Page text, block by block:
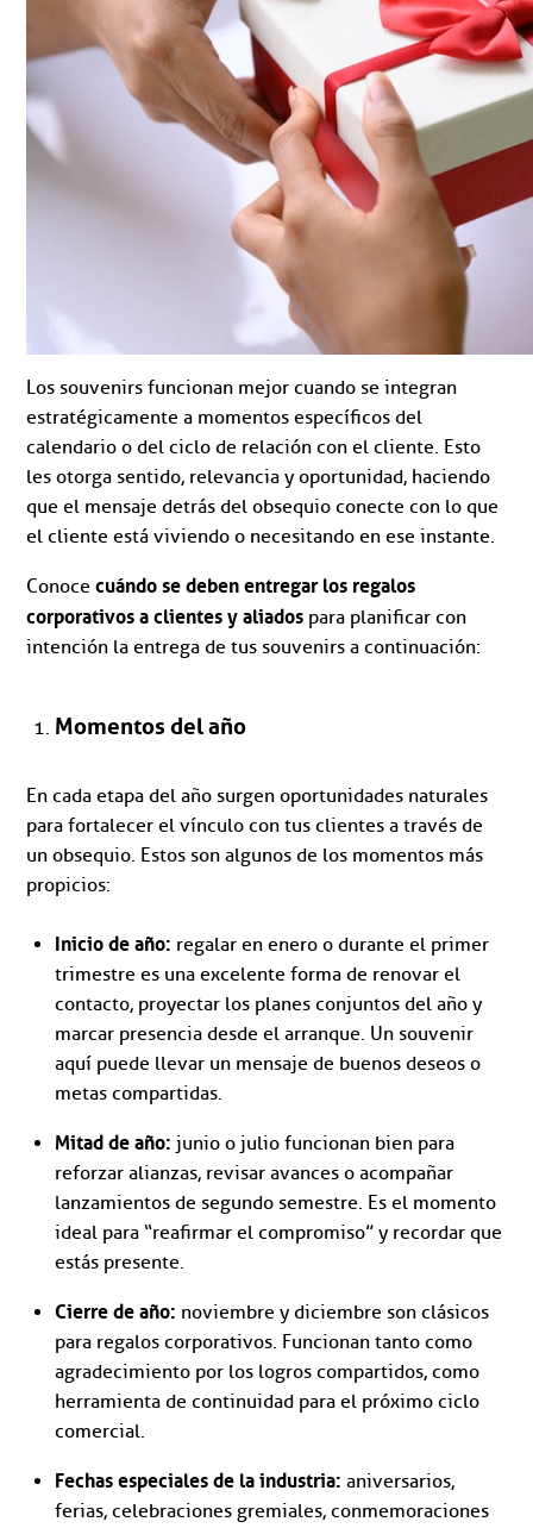
Los souvenirs funcionan mejor cuando se integran
estratégicamente a momentos específicos del
calendario o del ciclo de relación con el cliente. Esto
les otorga sentido, relevancia y oportunidad, haciendo
que el mensaje detrás del obsequio conecte con lo que
el cliente está viviendo o necesitando en ese instante.
Conocecuándo se deben entregar los regalos
corporativos a clientes y aliados para planificar con
intención la entrega de tus souvenirs a continuación:
Momentos del año
En cada etapa del año surgen oportunidades naturales
para fortalecer el vínculo con tus clientes a través de
un obsequio. Estos son algunos de los momentos más
propicios:
Inicio de año: regalar en enero o durante el primer
trimestre es una excelente forma de renovar el
contacto, proyectar los planes conjuntos del año y
marcar presencia desde el arranque. Un souvenir
aquí puede llevar un mensaje de buenos deseos o
metas compartidas.
Mitad de año: junio o julio funcionan bien para
reforzar alianzas, revisar avances o acompañar
lanzamientos de segundo semestre. Es el momento
ideal para “reafirmar el compromiso” y recordar que
estás presente.
Cierre de año: noviembre y diciembre son clásicos
para regalos corporativos. Funcionan tanto como
agradecimiento por los logros compartidos, como
herramienta de continuidad para el próximo ciclo
comercial.
Fechas especiales de la industria: aniversarios,
ferias, celebraciones gremiales, conmemoraciones